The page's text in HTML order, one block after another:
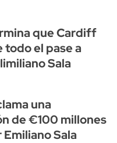
que Cardiff
el pase a
Sala
una
de €100 millones
Sala